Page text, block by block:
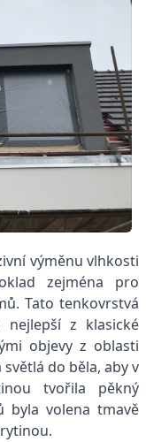
výměnu vlhkosti
zejména pro
Tato tenkovrstvá
z klasické
objevy z oblasti
do běla, aby v
tvořila pěkný
byla volena tmavě